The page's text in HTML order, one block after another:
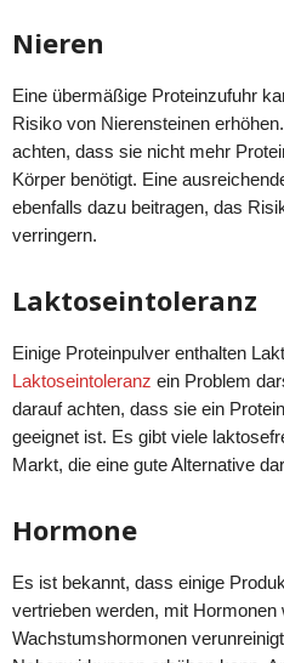
Nieren
Eine übermäßige Proteinzufuhr
Risiko von Nierensteinen
achten, dass sie nicht mehr
Körper benötigt. Eine
ebenfalls dazu beitragen, das
verringern.
Laktoseintoleranz
Einige Proteinpulver enthalten
Laktoseintoleranz ein Problem
darauf achten, dass sie ein
geeignet ist. Es gibt viele
Markt, die eine gute Alternative
Hormone
Es ist bekannt, dass einige
vertrieben werden, mit Hormonen
Wachstumshormonen